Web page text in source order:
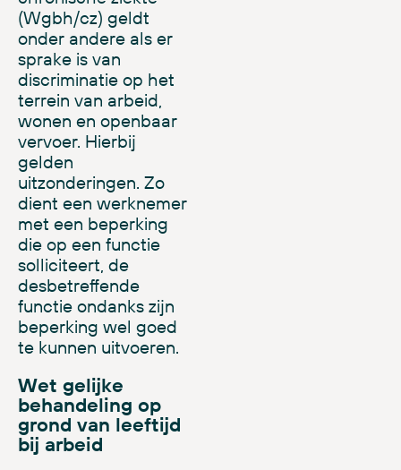
(Wgbh/cz) geldt
onder andere als er
sprake is van
discriminatie op het
terrein van arbeid,
wonen en openbaar
vervoer. Hierbij
gelden
uitzonderingen. Zo
dient een werknemer
met een beperking
die op een functie
solliciteert, de
desbetreffende
functie ondanks zijn
beperking wel goed
te kunnen uitvoeren.
Wet gelijke
behandeling op
grond van leeftijd
bij arbeid